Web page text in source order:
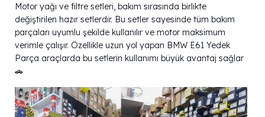
Motor yağı ve filtre setleri, bakım sırasında birlikte
değiştirilen hazır setlerdir. Bu setler sayesinde tüm bakım
parçaları uyumlu şekilde kullanılır ve motor maksimum
verimle çalışır. Özellikle uzun yol yapan BMW E61 Yedek
Parça araçlarda bu setlerin kullanımı büyük avantaj sağlar
🚗